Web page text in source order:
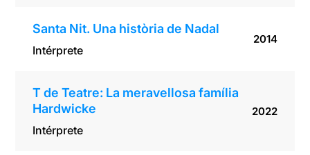
Santa Nit. Una història de Nadal
Intérprete
2014
T de Teatre: La meravellosa família
Hardwicke
Intérprete
2022